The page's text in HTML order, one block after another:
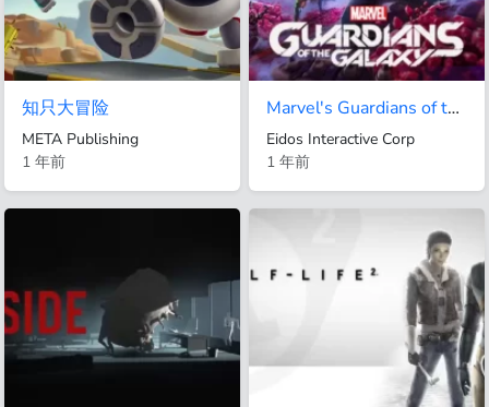
知只大冒险
META Publishing
1 年前
Marvel's Guardians of the Galaxy
Eidos Interactive Corp
1 年前